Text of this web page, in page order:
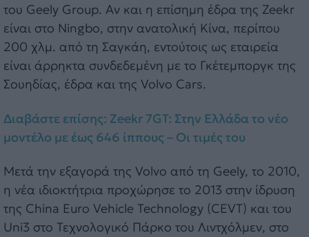
του Geely Group. Αν και η επίσημη έδρα της Zeekr
είναι στο Ningbo, στην ανατολική Κίνα, περίπου
200 χλμ. από τη Σαγκάη, εντούτοις ως εταιρεία
είναι άρρηκτα συνδεδεμένη με το Γκέτεμποργκ της
Σουηδίας, έδρα και της Volvo Cars.
Διαβάστε επίσης: Zeekr 7GT: Στην Ελλάδα το νέο
μοντέλο με έως 646 ίππους – Οι τιμές του
Μετά την εξαγορά της Volvo από τη Geely, το 2010,
η νέα ιδιοκτήτρια προχώρησε το 2013 στην ίδρυση
της China Euro Vehicle Technology (CEVT) και του
Uni3 στο Τεχνολογικό Πάρκο του Λιντχόλμεν, στο